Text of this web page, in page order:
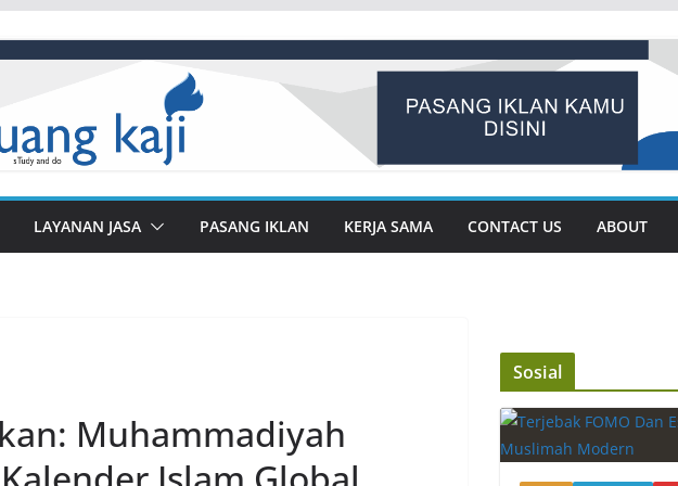
LAYANAN JASA PASANG IKLAN KERJA SAMA CONTACT US ABOUT
Muhammadiyah
Sosial